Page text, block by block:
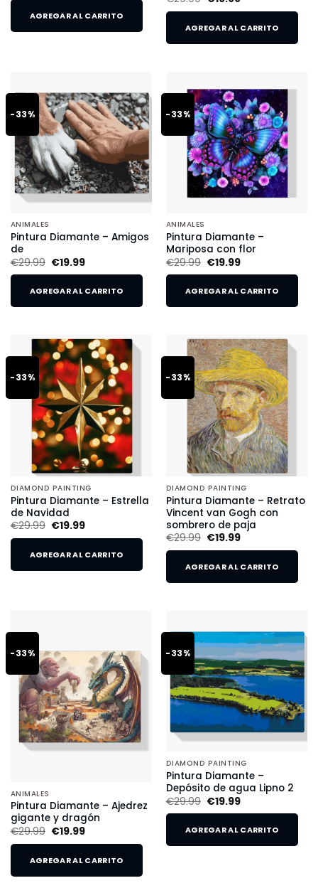
AGREGAR AL CARRITO
AGREGAR AL CARRITO
-33%
ANIMALES
Pintura Diamante – Amigos
de
€29.99 €19.99
AGREGAR AL CARRITO
-33%
ANIMALES
Pintura Diamante –
Mariposa con flor
€29.99 €19.99
AGREGAR AL CARRITO
-33%
DIAMOND PAINTING
Pintura Diamante – Estrella
de Navidad
€29.99 €19.99
AGREGAR AL CARRITO
-33%
DIAMOND PAINTING
Pintura Diamante – Retrato
Vincent van Gogh con
sombrero de paja
€29.99 €19.99
AGREGAR AL CARRITO
-33%
ANIMALES
Pintura Diamante – Ajedrez
gigante y dragón
€29.99 €19.99
AGREGAR AL CARRITO
-33%
DIAMOND PAINTING
Pintura Diamante –
Depósito de agua Lipno 2
€29.99 €19.99
AGREGAR AL CARRITO